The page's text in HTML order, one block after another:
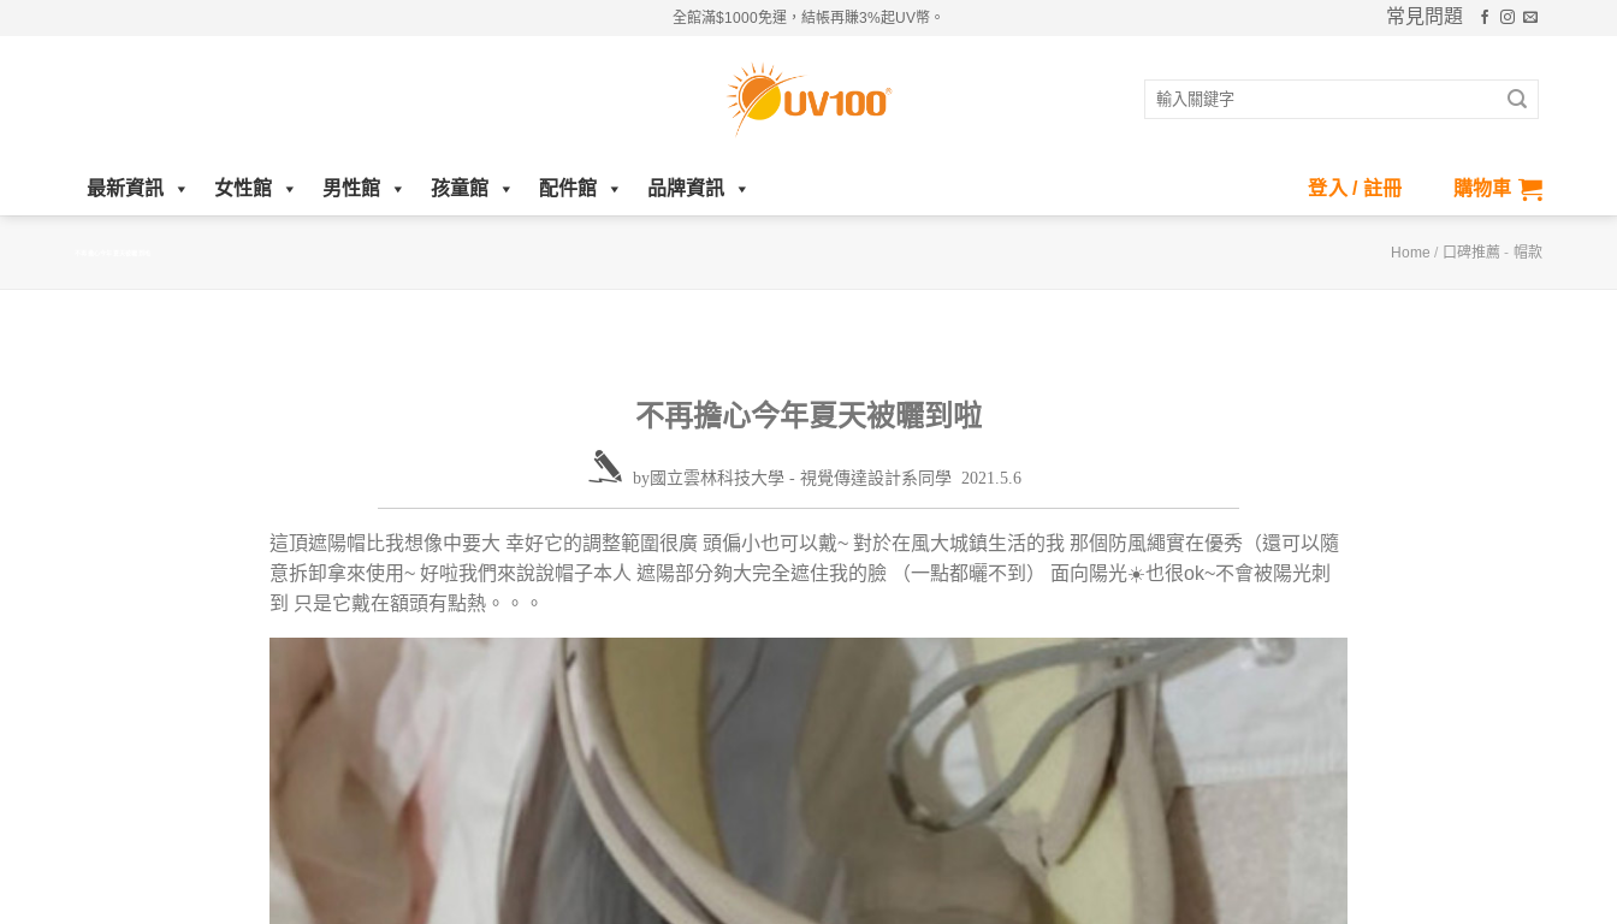
全館滿$1000免運，結帳再賺3%起UV幣。 常見問題
搜
最新資訊 女性館 男性館 孩童館 配件館 品牌資訊 登入 / 註冊 購物車
Home / 口碑推薦 - 帽款
不再擔心今年夏天被曬到啦
by國立雲林科技大學 - 視覺傳達設計系同學 2021.5.6
這頂遮陽帽比我想像中要大 幸好它的調整範圍很廣 頭偏小也可以戴~ 對於在風大城鎮生活的我 那個防風繩實在優秀（還可以隨
意拆卸拿來使用~ 好啦我們來說說帽子本人 遮陽部分夠大完全遮住我的臉 （一點都曬不到） 面向陽光☀️也很ok~不會被陽光刺
到 只是它戴在額頭有點熱。。。